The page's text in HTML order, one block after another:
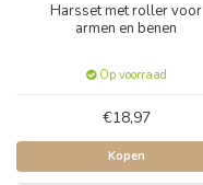
Harsset met roller voor
armen en benen
Op voorraad
€18,97
Kopen